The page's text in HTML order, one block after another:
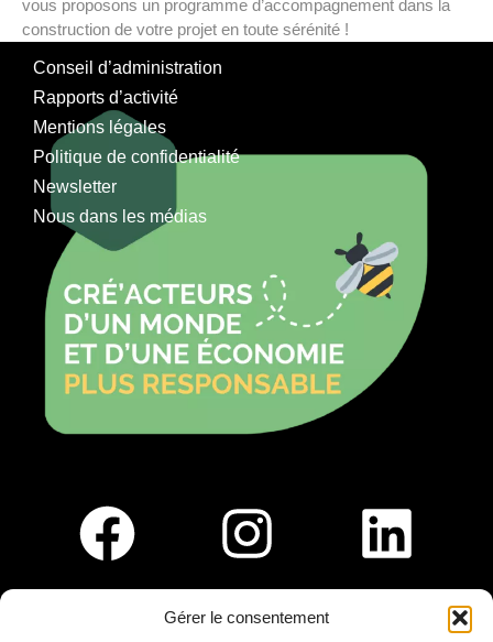
Gérer le consentement
vous proposons un programme d’accompagnement dans la
construction de votre projet en toute sérénité !
Conseil d’administration
Rapports d’activité
Mentions légales
Politique de confidentialité
Newsletter
Nous dans les médias